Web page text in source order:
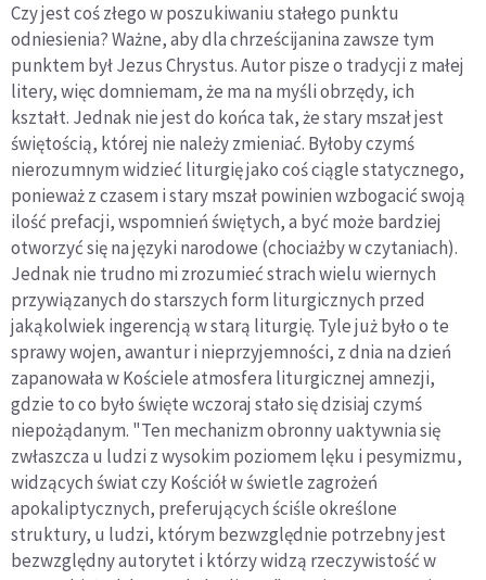
Czy jest coś złego w poszukiwaniu stałego punktu
odniesienia? Ważne, aby dla chrześcijanina zawsze tym
punktem był Jezus Chrystus. Autor pisze o tradycji z małej
litery, więc domniemam, że ma na myśli obrzędy, ich
kształt. Jednak nie jest do końca tak, że stary mszał jest
świętością, której nie należy zmieniać. Byłoby czymś
nierozumnym widzieć liturgię jako coś ciągle statycznego,
ponieważ z czasem i stary mszał powinien wzbogacić swoją
ilość prefacji, wspomnień świętych, a być może bardziej
otworzyć się na języki narodowe (chociażby w czytaniach).
Jednak nie trudno mi zrozumieć strach wielu wiernych
przywiązanych do starszych form liturgicznych przed
jakąkolwiek ingerencją w starą liturgię. Tyle już było o te
sprawy wojen, awantur i nieprzyjemności, z dnia na dzień
zapanowała w Kościele atmosfera liturgicznej amnezji,
gdzie to co było święte wczoraj stało się dzisiaj czymś
niepożądanym. "Ten mechanizm obronny uaktywnia się
zwłaszcza u ludzi z wysokim poziomem lęku i pesymizmu,
widzących świat czy Kościół w świetle zagrożeń
apokaliptycznych, preferujących ściśle określone
struktury, u ludzi, którym bezwzględnie potrzebny jest
bezwzględny autorytet i którzy widzą rzeczywistość w